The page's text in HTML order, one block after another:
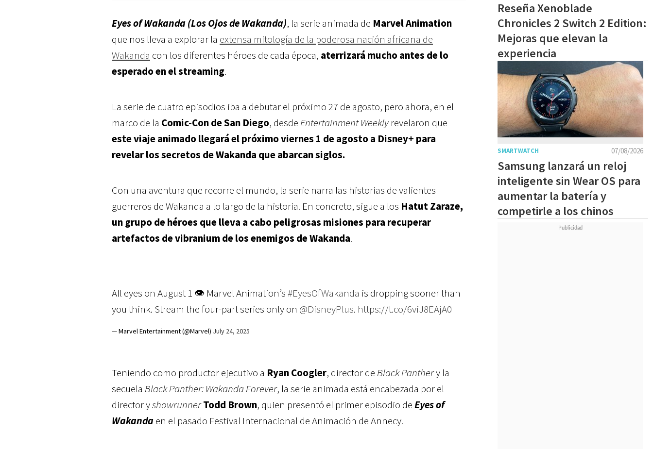
Eyes of Wakanda (Los Ojos de Wakanda), la serie animada de Marvel Animation
que nos lleva a explorar la extensa mitología de la poderosa nación africana de
Wakanda con los diferentes héroes de cada época, aterrizará mucho antes de lo
esperado en el streaming.
La serie de cuatro episodios iba a debutar el próximo 27 de agosto, pero ahora, en el
marco de la Comic-Con de San Diego, desde Entertainment Weeklyrevelaron que
este viaje animado llegará el próximo viernes 1 de agosto a Disney+ para
revelar lossecretos de Wakanda que abarcan siglos.
Con una aventura que recorre el mundo, la serie narra las historias de valientes
guerreros de Wakanda a lo largo de la historia. En concreto, sigue a los Hatut Zaraze,
un grupo de héroes que lleva a cabo peligrosas misiones para recuperar
artefactos de vibranium de los enemigos de Wakanda.
All eyes on August 1 👁️ Marvel Animation’s#EyesOfWakanda is dropping sooner than
you think. Stream the four-part series only on @DisneyPlus. https://t.co/6viJ8EAjA0
— Marvel Entertainment (@Marvel) July 24, 2025
Teniendo como productor ejecutivo a Ryan Coogler, director de Black Panthery la
secuela Black Panther: Wakanda Forever, la serie animada está encabezada por el
director yshowrunnerTodd Brown, quien presentó el primer episodio deEyes of
Wakandaen el pasado Festival Internacional de Animación de Annecy.
Reseña Xenoblade
Chronicles 2 Switch 2 Edition:
Mejoras que elevan la
experiencia
07/08/2026
SMARTWATCH
Samsung lanzará un reloj
inteligente sin Wear OS para
aumentar la batería y
competirle a los chinos